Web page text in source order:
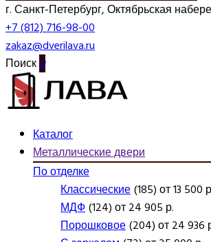
г. Санкт-Петербург, Октябрьская
+7 (812) 716-98-00
zakaz@dverilava.ru
Поиск0
Каталог
Металлические двери
По отделке
Классические(185) от 13 500
МДФ(124) от 24 905 р.
Порошковое(204) от 24 936